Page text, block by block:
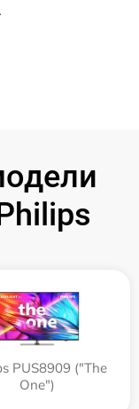
PUS8909 ("The
One")